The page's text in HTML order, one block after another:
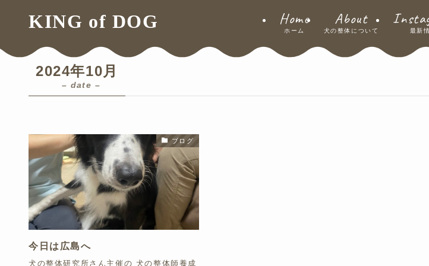
KING of DOG Home
ホーム
About
犬の整体について 最新
2024年10月
– date –
ブログ
今日は広島へ
犬の整体研究所さん主催の 犬の整体師養成